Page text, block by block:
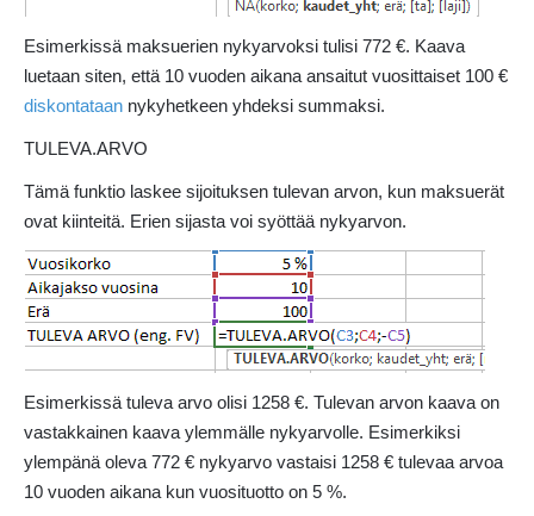
Esimerkissä maksuerien nykyarvoksi tulisi 772 €. Kaava
luetaan siten, että 10 vuoden aikana ansaitut vuosittaiset 100 €
diskontataan nykyhetkeen yhdeksi summaksi.
TULEVA.ARVO
Tämä funktio laskee sijoituksen tulevan arvon, kun maksuerät
ovat kiinteitä. Erien sijasta voi syöttää nykyarvon.
Esimerkissä tuleva arvo olisi 1258 €. Tulevan arvon kaava on
vastakkainen kaava ylemmälle nykyarvolle. Esimerkiksi
ylempänä oleva 772 € nykyarvo vastaisi 1258 € tulevaa arvoa
10 vuoden aikana kun vuosituotto on 5 %.